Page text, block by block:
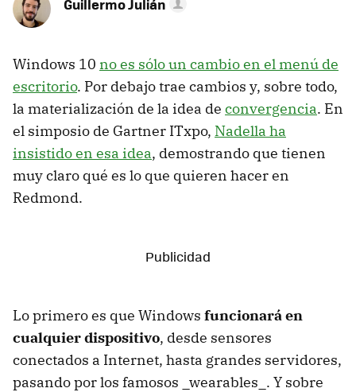
Windows 10 no es sólo un cambio en el menú de
escritorio. Por debajo trae cambios y, sobre todo,
la materialización de la idea de convergencia. En
el simposio de Gartner ITxpo, Nadella ha
insistido en esa idea, demostrando que tienen
muy claro qué es lo que quieren hacer en
Redmond.
Lo primero es que Windows funcionará en
cualquier dispositivo, desde sensores
conectados a Internet, hasta grandes servidores,
pasando por los famosos _wearables_. Y sobre